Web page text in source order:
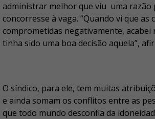
administrar melhor que viu uma razão
concorresse à vaga. “Quando vi que as
comprometidas negativamente,
tinha sido uma boa decisão aquela”,
O síndico, para ele, tem muitas
e ainda somam os conflitos entre as
que todo mundo desconfia da